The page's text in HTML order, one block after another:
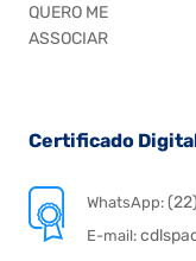
QUERO ME
ASSOCIAR
Certificado
WhatsApp:
E-mail: